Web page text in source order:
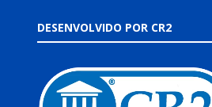
DESENVOLVIDO POR CR2